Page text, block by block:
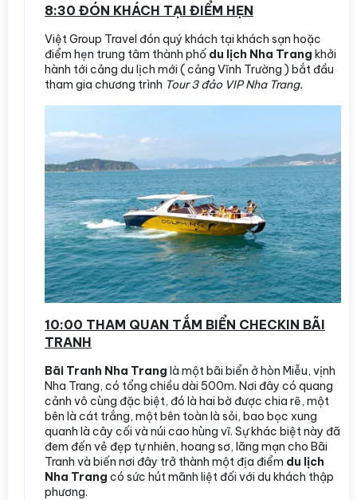
8:30 ĐÓN KHÁCH TẠI ĐIỂM HẸN
Việt Group Travel đón quý khách tại khách sạn hoặc
điểm hẹn trung tâm thành phố du lịch Nha Trang khởi
hành tới cảng du lịch mới ( cảng Vĩnh Trường ) bắt đầu
tham gia chương trình Tour 3 đảo VIP Nha Trang.
10:00 THAM QUAN TẮM BIỂN CHECKIN BÃI
TRANH
Bãi Tranh Nha Trang là một bãi biển ở hòn Miễu, vịnh
Nha Trang, có tổng chiều dài 500m. Nơi đây có quang
cảnh vô cùng đặc biệt, đó là hai bờ được chia rẽ, một
bên là cát trắng, một bên toàn là sỏi, bao bọc xung
quanh là cây cối và núi cao hùng vĩ. Sự khác biệt này đã
đem đến vẻ đẹp tự nhiên, hoang sơ, lãng mạn cho Bãi
Tranh và biến nơi đây trở thành một địa điểm du lịch
Nha Trang có sức hút mãnh liệt đối với du khách thập
phương.